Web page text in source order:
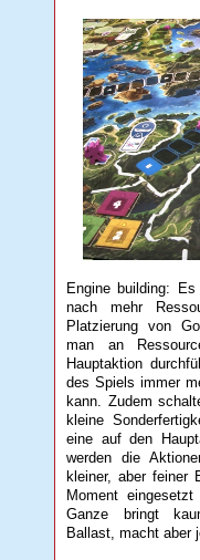
Engine building:
nach mehr
Platzierung von
man an
Hauptaktion
des Spiels immer
kann. Zudem
kleine
eine auf den
werden die
kleiner, aber feiner
Moment
Ganze bringt
Ballast, macht aber